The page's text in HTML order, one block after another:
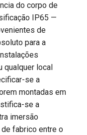
do corpo de
IP65 —
de
para a
local
se a
montadas em
se a
imersão
fabrico entre o